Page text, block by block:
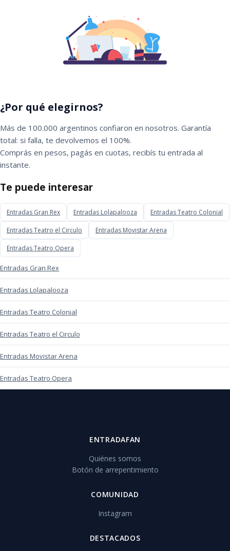
¿Por qué elegirnos?
Más de 100.000 argentinos confiaron en nosotros. Garantía
total: si falla, te devolvemos el 100%.
Comprás en pesos, pagás en cuotas, recibís tu entrada al
instante.
Te puede interesar
Entradas Gran Rex Entradas Lolapalooza Entradas Teatro Colonial
Entradas Teatro el Circulo Entradas Movistar Arena
Entradas Teatro Opera
Entradas Gran Rex
Entradas Lolapalooza
Entradas Teatro Colonial
Entradas Teatro el Circulo
Entradas Movistar Arena
Entradas Teatro Opera
ENTRADAFAN
Quiénes somos
Botón de arrepentimiento
COMUNIDAD
Instagram
DESTACADOS